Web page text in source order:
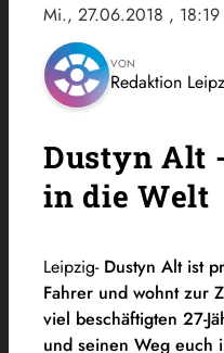
Mi., 27.06.2018 ,
VON
Redaktion
Dustyn Alt
in die Welt
Leipzig- Dustyn Alt ist
Fahrer und wohnt zur
viel beschäftigten 27-
und seinen Weg euch